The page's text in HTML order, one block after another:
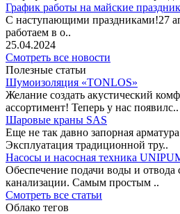
График работы на майские
С наступающими праздниками!27
работаем в о..
25.04.2024
Смотреть все новости
Полезные статьи
Шумоизоляция «TONLOS»
Желание создать акустический
ассортимент! Теперь у нас появилс..
Шаровые краны SAS
Еще не так давно запорная
Эксплуатация традиционной тру..
Насосы и насосная техника
Обеспечение подачи воды и
канализации. Самым простым ..
Смотреть все статьи
Облако тегов